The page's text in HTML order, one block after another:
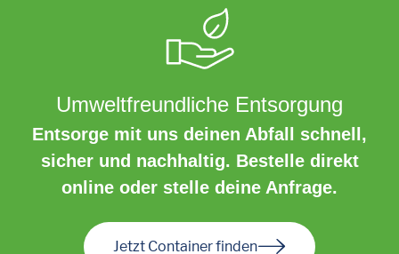
Umweltfreundliche Entsorgung
Entsorge mit uns deinen Abfall schnell,
sicher und nachhaltig. Bestelle direkt
online oder stelle deine Anfrage.
Jetzt Container finden